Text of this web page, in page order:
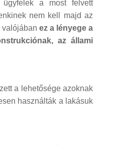
a most felvett
nem kell majd az
valójában ez a lényege a
az állami
a lehetősége azoknak
használták a lakásuk